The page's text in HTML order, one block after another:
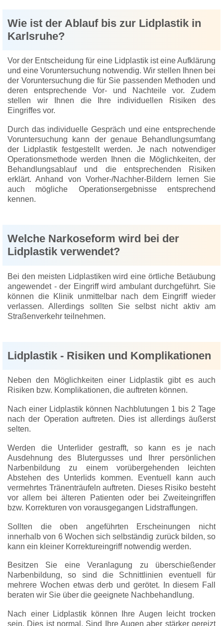
Wie ist der Ablauf bis zur Lidplastik in
Karlsruhe?
Vor der Entscheidung für eine Lidplastik ist eine Aufklärung
und eine Voruntersuchung notwendig. Wir stellen Ihnen bei
der Voruntersuchung die für Sie passenden Methoden und
deren entsprechende Vor- und Nachteile vor. Zudem
stellen wir Ihnen die Ihre individuellen Risiken des
Eingriffes vor.
Durch das individuelle Gespräch und eine entsprechende
Voruntersuchung kann der genaue Behandlungsumfang
der Lidplastik festgestellt werden. Je nach notwendiger
Operationsmethode werden Ihnen die Möglichkeiten, der
Behandlungsablauf und die entsprechenden Risiken
erklärt. Anhand von Vorher-/Nachher-Bildern lernen Sie
auch mögliche Operationsergebnisse entsprechend
kennen.
Welche Narkoseform wird bei der
Lidplastik verwendet?
Bei den meisten Lidplastiken wird eine örtliche Betäubung
angewendet - der Eingriff wird ambulant durchgeführt. Sie
können die Klinik unmittelbar nach dem Eingriff wieder
verlassen. Allerdings sollten Sie selbst nicht aktiv am
Straßenverkehr teilnehmen.
Lidplastik - Risiken und Komplikationen
Neben den Möglichkeiten einer Lidplastik gibt es auch
Risiken bzw. Komplikationen, die auftreten können.
Nach einer Lidplastik können Nachblutungen 1 bis 2 Tage
nach der Operation auftreten. Dies ist allerdings äußerst
selten.
Werden die Unterlider gestrafft, so kann es je nach
Ausdehnung des Blutergusses und Ihrer persönlichen
Narbenbildung zu einem vorübergehenden leichten
Abstehen des Unterlids kommen. Eventuell kann auch
vermehrtes Tränenträufeln auftreten. Dieses Risiko besteht
vor allem bei älteren Patienten oder bei Zweiteingriffen
bzw. Korrekturen von vorausgegangen Lidstraffungen.
Sollten die oben angeführten Erscheinungen nicht
innerhalb von 6 Wochen sich selbständig zurück bilden, so
kann ein kleiner Korrektureingriff notwendig werden.
Besitzen Sie eine Veranlagung zu überschießender
Narbenbildung, so sind die Schnittlinien eventuell für
mehrere Wochen etwas derb und gerötet. In diesem Fall
beraten wir Sie über die geeignete Nachbehandlung.
Nach einer Lidplastik können Ihre Augen leicht trocken
sein. Dies ist normal. Sind Ihre Augen aber stärker gereizt